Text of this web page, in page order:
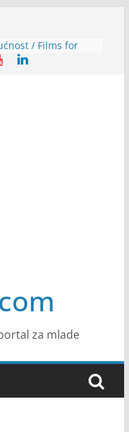
/ Films for
za mlade